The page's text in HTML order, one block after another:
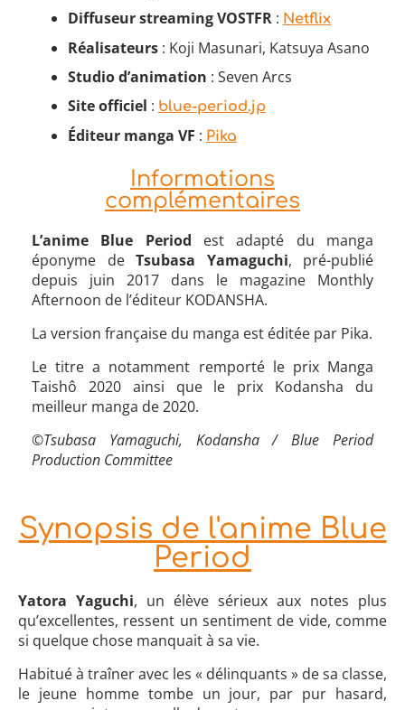
Diffuseur streaming VOSTFR : Netflix
Réalisateurs : Koji Masunari, Katsuya Asano
Studio d’animation : Seven Arcs
Site officiel : blue-period.jp
Éditeur manga VF : Pika
Informations
complémentaires
L’anime Blue Period est adapté du manga
éponyme de Tsubasa Yamaguchi, pré-publié
depuis juin 2017 dans le magazine Monthly
Afternoon de l’éditeur KODANSHA.
La version française du manga est éditée par Pika.
Le titre a notamment remporté le prix Manga
Taishô 2020 ainsi que le prix Kodansha du
meilleur manga de 2020.
©Tsubasa Yamaguchi, Kodansha / Blue Period
Production Committee
Synopsis de l'anime Blue
Period
Yatora Yaguchi, un élève sérieux aux notes plus
qu’excellentes, ressent un sentiment de vide, comme
si quelque chose manquait à sa vie.
Habitué à traîner avec les « délinquants » de sa classe,
le jeune homme tombe un jour, par pur hasard,